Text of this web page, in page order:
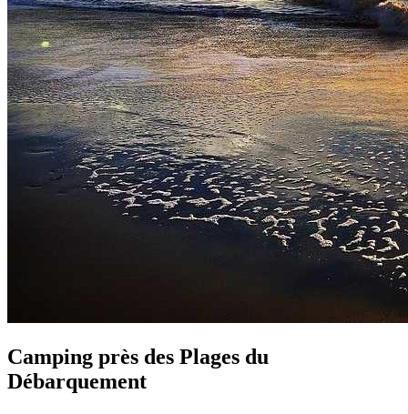
Camping près des Plages du
Débarquement